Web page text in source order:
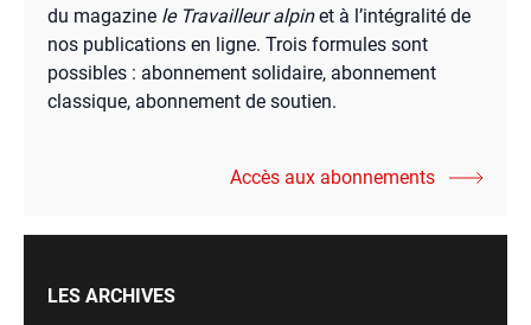
du magazine le Travailleur alpinet à l’intégralité de
nos publications en ligne. Trois formules sont
possibles : abonnement solidaire, abonnement
classique, abonnement de soutien.
Accès aux abonnements
LES ARCHIVES